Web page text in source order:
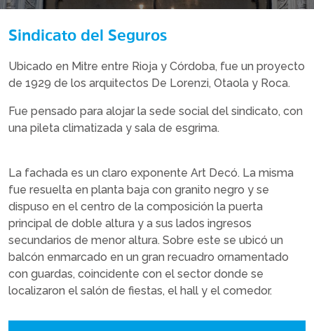
Sindicato del Seguros
Ubicado en Mitre entre Rioja y Córdoba, fue un proyecto
de 1929 de los arquitectos De Lorenzi, Otaola y Roca.
Fue pensado para alojar la sede social del sindicato, con
una pileta climatizada y sala de esgrima.
La fachada es un claro exponente Art Decó. La misma
fue resuelta en planta baja con granito negro y se
dispuso en el centro de la composición la puerta
principal de doble altura y a sus lados ingresos
secundarios de menor altura. Sobre este se ubicó un
balcón enmarcado en un gran recuadro ornamentado
con guardas, coincidente con el sector donde se
localizaron el salón de fiestas, el hall y el comedor.